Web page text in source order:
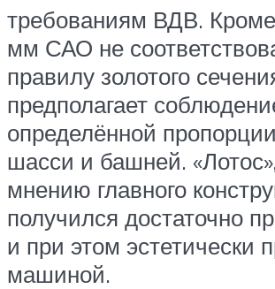
требованиям ВДВ.
мм САО не
правилу золотого
предполагает
определённой
шасси и башней.
мнению главного
получился достаточно
и при этом эстетически
машиной.